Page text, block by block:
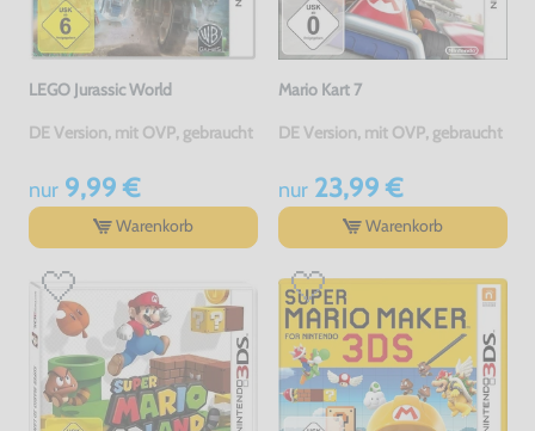
LEGO Jurassic World
DE Version, mit OVP, gebraucht
nur9,99 €
Warenkorb
Mario Kart 7
DE Version, mit OVP, gebraucht
nur23,99 €
Warenkorb